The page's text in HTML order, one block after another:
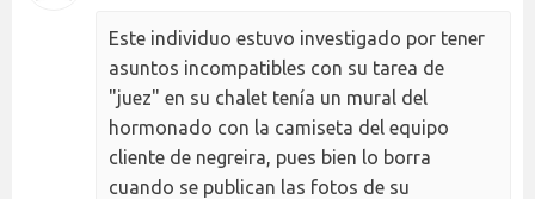
Este individuo estuvo investigado por tener
asuntos incompatibles con su tarea de
"juez" en su chalet tenía un mural del
hormonado con la camiseta del equipo
cliente de negreira, pues bien lo borra
cuando se publican las fotos de su